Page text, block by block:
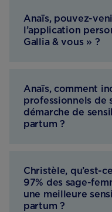
Anaïs, pouvez-
l’application
Gallia & vous » ?
Anaïs, comment
professionnels de
démarche de
partum ?
Christèle, qu’est-
97% des sage-
une meilleure
partum ?